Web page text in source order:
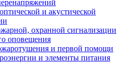
и акустической
охранной сигнализации
оповещения
и первой помощи
и элементы питания